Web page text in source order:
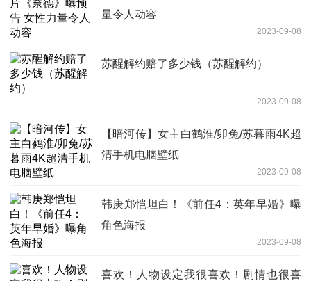
量令人动容
2023-09-08
苏醒解约赔了多少钱（苏醒解约）
2023-09-08
【暗河传】女主白鹤淮/卯兔/苏暮雨4K超
清手机电脑壁纸
2023-09-08
韩庚郑恺坦白！《前任4：英年早婚》曝
角色海报
2023-09-08
喜欢！人物设定我很喜欢！剧情也很喜